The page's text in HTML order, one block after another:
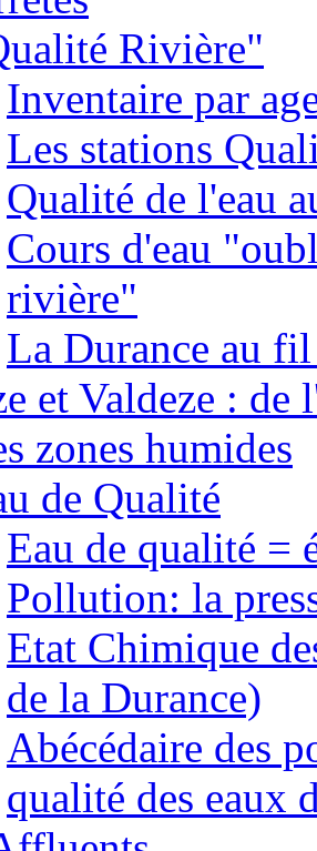
Rivière"
Inventaire par
Les stations
Qualité de l'eau
Cours d'eau
rivière"
La Durance au
et Valdeze : de
zones humides
de Qualité
Eau de qualité =
Pollution: la
Etat Chimique
de la Durance)
Abécédaire des
qualité des eaux